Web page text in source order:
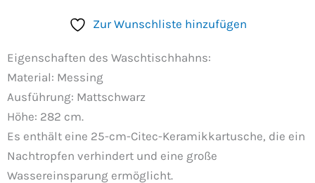
Zur Wunschliste hinzufügen
Eigenschaften des Waschtischhahns:
Material: Messing
Ausführung: Mattschwarz
Höhe: 282 cm.
Es enthält eine 25-cm-Citec-Keramikkartusche, die ein
Nachtropfen verhindert und eine große
Wassereinsparung ermöglicht.